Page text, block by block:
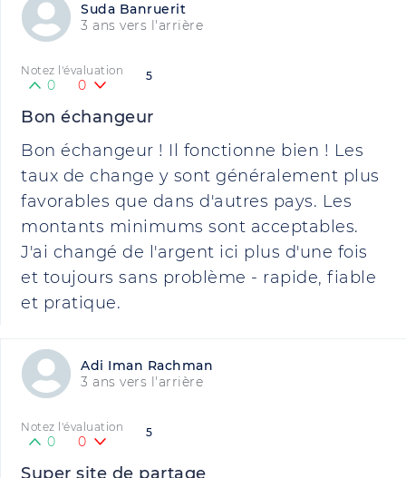
Suda Banruerit
3 ans vers l'arrière
5
Notez l'évaluation
0 0
Bon échangeur
Bon échangeur ! Il fonctionne bien ! Les
taux de change y sont généralement plus
favorables que dans d'autres pays. Les
montants minimums sont acceptables.
J'ai changé de l'argent ici plus d'une fois
et toujours sans problème - rapide, fiable
et pratique.
Adi Iman Rachman
3 ans vers l'arrière
5
Notez l'évaluation
0 0
Super site de partage